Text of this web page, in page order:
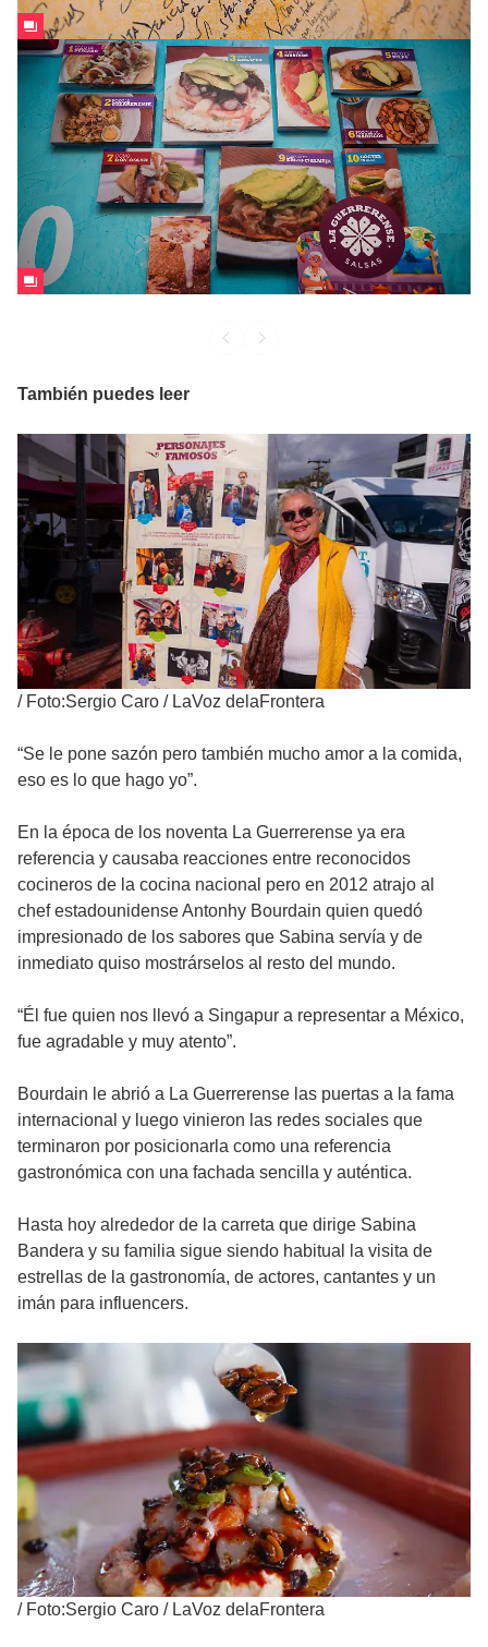
También puedes leer
/ Foto:Sergio Caro / LaVoz delaFrontera
“Se le pone sazón pero también mucho amor a la comida,
eso es lo que hago yo”.
En la época de los noventa La Guerrerense ya era
referencia y causaba reacciones entre reconocidos
cocineros de la cocina nacional pero en 2012 atrajo al
chef estadounidense Antonhy Bourdain quien quedó
impresionado de los sabores que Sabina servía y de
inmediato quiso mostrárselos al resto del mundo.
“Él fue quien nos llevó a Singapur a representar a México,
fue agradable y muy atento”.
Bourdain le abrió a La Guerrerense las puertas a la fama
internacional y luego vinieron las redes sociales que
terminaron por posicionarla como una referencia
gastronómica con una fachada sencilla y auténtica.
Hasta hoy alrededor de la carreta que dirige Sabina
Bandera y su familia sigue siendo habitual la visita de
estrellas de la gastronomía, de actores, cantantes y un
imán para influencers.
/ Foto:Sergio Caro / LaVoz delaFrontera